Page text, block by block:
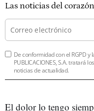
Las noticias del
De conformidad con el RGPD y
PUBLICACIONES, S.A. tratará
noticias de actualidad.
El dolor lo tengo